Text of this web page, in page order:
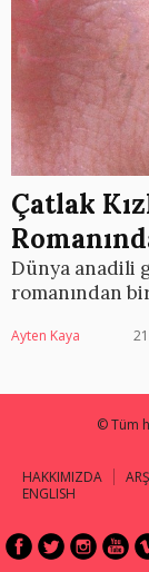
Çatlak
Dünya anadili
romanından
Ayten Kaya
© Tüm
HAKKIMIZDA
ENGLISH